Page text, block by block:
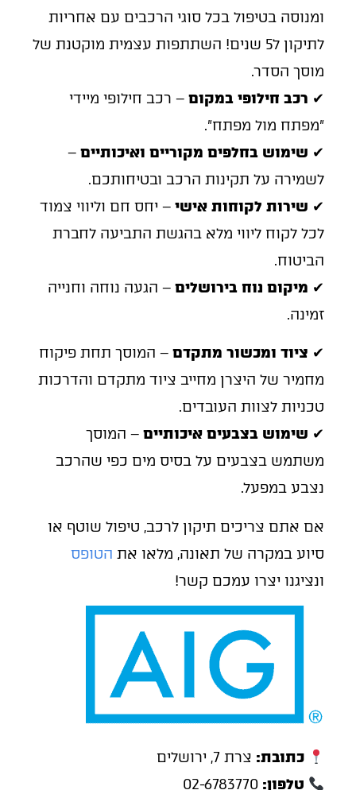
ומנוסה בטיפול בכל סוגי הרכבים עם אחריות
לתיקון ל5 שנים! השתתפות עצמית מוקטנת של
מוסך הסדר.
✔ רכב חילופי במקום – רכב חילופי מיידי
״מפתח מול מפתח״.
✔ שימוש בחלפים מקוריים ואיכותיים –
לשמירה על תקינות הרכב ובטיחותכם.
✔ שירות לקוחות אישי – יחס חם וליווי צמוד
לכל לקוח ליווי מלא בהגשת התביעה לחברת
הביטוח.
✔ מיקום נוח בירושלים – הגעה נוחה וחנייה
זמינה.
✔ ציוד ומכשור מתקדם – המוסך תחת פיקוח
מחמיר של היצרן מחייב ציוד מתקדם והדרכות
טכניות לצוות העובדים.
✔ שימוש בצבעים איכותיים – המוסך
משתמש בצבעים על בסיס מים כפי שהרכב
נצבע במפעל.
אם אתם צריכים תיקון לרכב, טיפול שוטף או
סיוע במקרה של תאונה, מלאו את הטופס
ונציגנו יצרו עמכם קשר!
כתובת: צרת 7, ירושלים
טלפון: 02-6783770